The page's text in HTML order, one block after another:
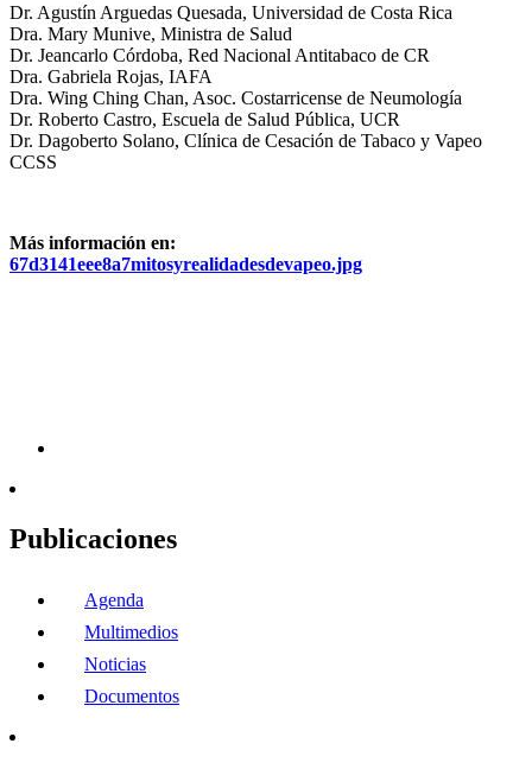
Dr. Agustín Arguedas Quesada, Universidad de Costa Rica
Dra. Mary Munive, Ministra de Salud
Dr. Jeancarlo Córdoba, Red Nacional Antitabaco de CR
Dra. Gabriela Rojas, IAFA
Dra. Wing Ching Chan, Asoc. Costarricense de Neumología
Dr. Roberto Castro, Escuela de Salud Pública, UCR
Dr. Dagoberto Solano, Clínica de Cesación de Tabaco y Vapeo
CCSS
Más información en:
67d3141eee8a7mitosyrealidadesdevapeo.jpg
Publicaciones
Agenda
Multimedios
Noticias
Documentos